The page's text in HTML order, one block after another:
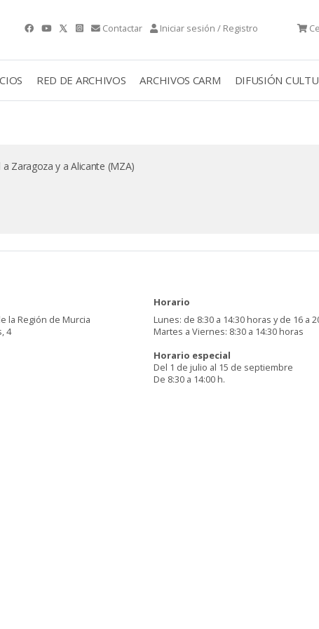
Contactar Iniciar sesión / Registro
RED DE ARCHIVOS ARCHIVOS CARM DIFUSIÓN
Zaragoza y a Alicante (MZA)
la Región de Murcia
4
Horario
Lunes: de 8:30 a 14:30 horas y de 16 a
Martes a Viernes: 8:30 a 14:30 horas
Horario especial
Del 1 de julio al 15 de septiembre
De 8:30 a 14:00 h.